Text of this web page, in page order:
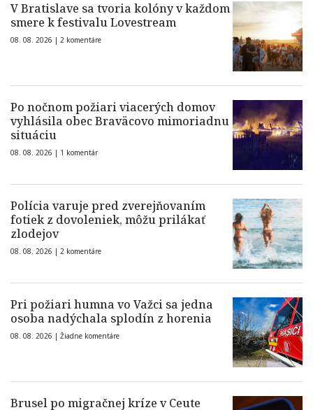
V Bratislave sa tvoria kolóny v každom
smere k festivalu Lovestream
08. 08. 2026 | 2 komentáre
Po nočnom požiari viacerých domov
vyhlásila obec Braväcovo mimoriadnu
situáciu
08. 08. 2026 | 1 komentár
Polícia varuje pred zverejňovaním
fotiek z dovoleniek, môžu prilákať
zlodejov
08. 08. 2026 | 2 komentáre
Pri požiari humna vo Važci sa jedna
osoba nadýchala splodín z horenia
08. 08. 2026 | Žiadne komentáre
Brusel po migračnej kríze v Ceute